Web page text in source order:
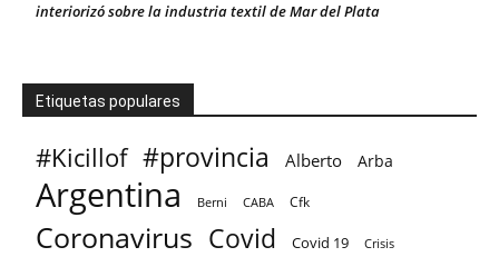
interiorizó sobre la industria textil de Mar del Plata
Etiquetas populares
#Kicillof #provincia Alberto Arba
Argentina Berni CABA Cfk
Coronavirus Covid Covid 19 Crisis